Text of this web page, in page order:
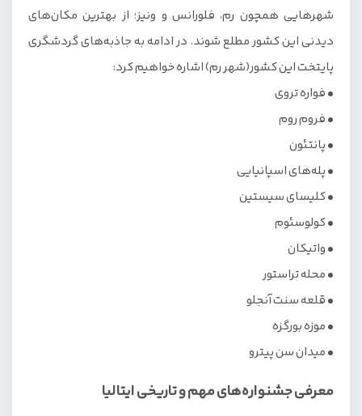
شهرهایی همچون رم، فلورانس و ونیز؛ از بهترین مکان‌های
دیدنی این کشور مطلع شوند. در ادامه به جاذبه‌های گردشگری
پایتخت این کشور(شهر رم) اشاره خواهیم کرد:
• فواره تروی
• فروم روم
• پانتئون
• پله‌های اسپانیایی
• کلیسای سیستین
• کولوسئوم
• واتیکان
• محله تراستور
• قلعه سنت آنجلو
• موزه بورگزه
• میدان سن پیترو
معرفی جشنواره‌های مهم و تاریخی ایتالیا